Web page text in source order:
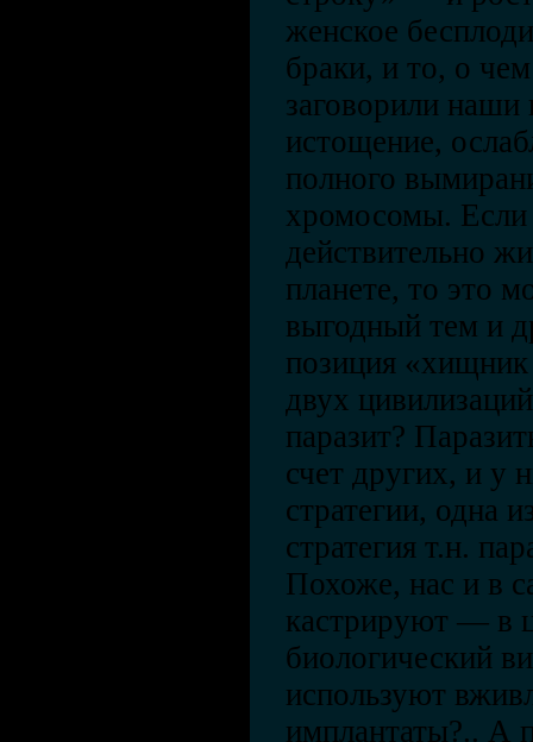
женское
браки, и то, о
заговорили
истощение,
полного
хромосомы.
действительно
планете, то это
выгодный тем и
позиция
двух
паразит?
счет других, и у
стратегии, одна
стратегия т.н.
Похоже, нас и в
кастрируют — в
биологический
используют
имплантаты?.. А